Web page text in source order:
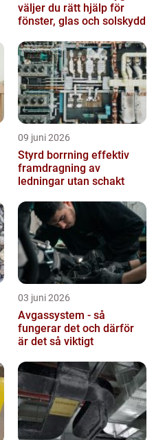
väljer du rätt hjälp för
fönster, glas och solskydd
09 juni 2026
Styrd borrning effektiv
framdragning av
ledningar utan schakt
03 juni 2026
Avgassystem - så
fungerar det och därför
är det så viktigt